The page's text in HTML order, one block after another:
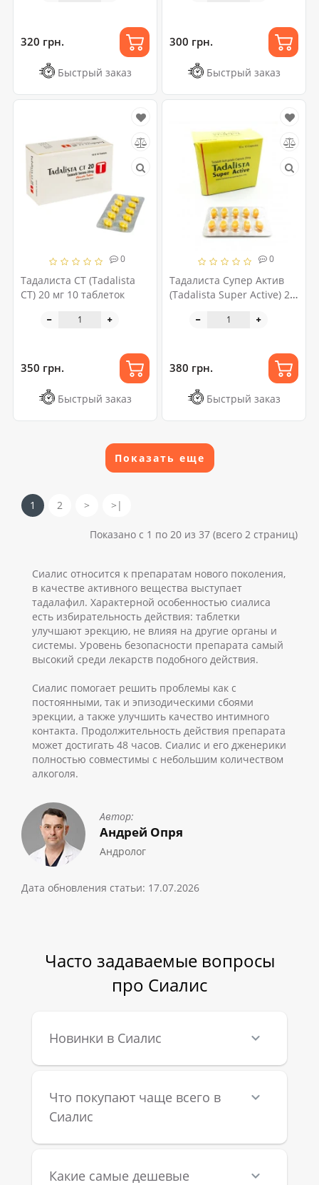
320 грн.
Быстрый заказ
300 грн.
Быстрый заказ
0
Тадалиста СТ (Tadalista
CT) 20 мг 10 таблеток
350 грн.
Быстрый заказ
0
Тадалиста Супер Актив
(Tadalista Super Active) 20
380 грн.
Быстрый заказ
Показать еще
1 2 > >|
Показано с 1 по 20 из 37 (всего 2 страниц)
Сиалис относится к препаратам нового поколения,
в качестве активного вещества выступает
тадалафил. Характерной особенностью сиалиса
есть избирательность действия: таблетки
улучшают эрекцию, не влияя на другие органы и
системы. Уровень безопасности препарата самый
высокий среди лекарств подобного действия.
Сиалис помогает решить проблемы как с
постоянными, так и эпизодическими сбоями
эрекции, а также улучшить качество интимного
контакта. Продолжительность действия препарата
может достигать 48 часов. Сиалис и его дженерики
полностью совместимы с небольшим количеством
алкоголя.
Автор:
Андрей Опря
Андролог
Дата обновления статьи: 17.07.2026
Часто задаваемые вопросы
про Сиалис
Новинки в Сиалис
Что покупают чаще всего в
Сиалис
Какие самые дешевые